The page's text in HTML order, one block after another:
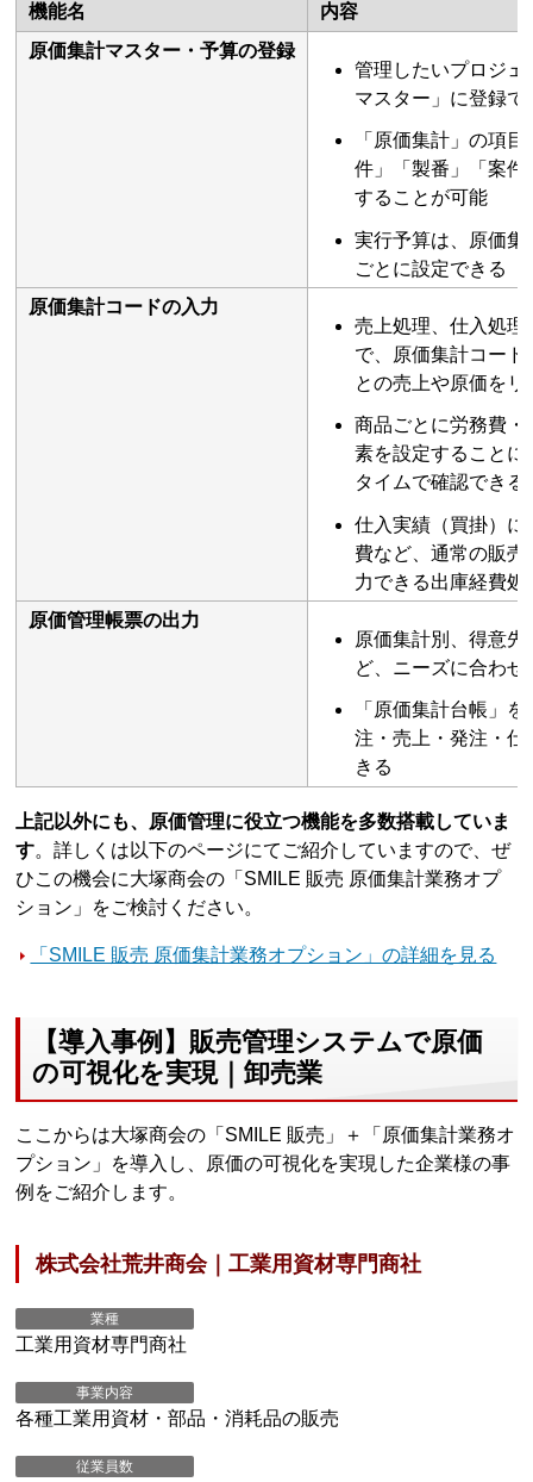
機能名
内容
原価集計マスター・予算の登録
管理したいプロジ
マスター」に登録で
「原価集計」の項
件」「製番」「案
することが可能
実行予算は、原価
ごとに設定できる
原価集計コードの入力
売上処理、仕入処
で、原価集計コー
との売上や原価を
商品ごとに労務費
素を設定すること
タイムで確認できる
仕入実績（買掛）
費など、通常の販
力できる出庫経費処
原価管理帳票の出力
原価集計別、得意
ど、ニーズに合わ
「原価集計台帳」
注・売上・発注・
きる
上記以外にも、原価管理に役立つ機能を多数搭載していま
す。詳しくは以下のページにてご紹介していますので、ぜ
ひこの機会に大塚商会の「SMILE 販売 原価集計業務オプ
ション」をご検討ください。
「SMILE 販売 原価集計業務オプション」の詳細を見る
【導入事例】販売管理システムで原価
の可視化を実現｜卸売業
ここからは大塚商会の「SMILE 販売」＋「原価集計業務オ
プション」を導入し、原価の可視化を実現した企業様の事
例をご紹介します。
株式会社荒井商会｜工業用資材専門商社
業種
工業用資材専門商社
事業内容
各種工業用資材・部品・消耗品の販売
従業員数